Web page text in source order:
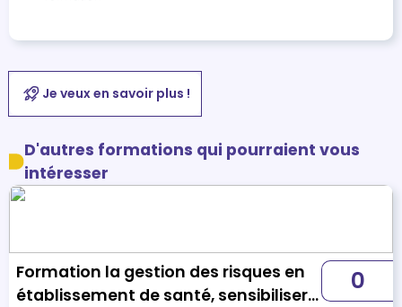
Je veux en savoir plus !
D'autres formations qui pourraient vous
intéresser
Formation la gestion des risques en
établissement de santé, sensibiliser
0